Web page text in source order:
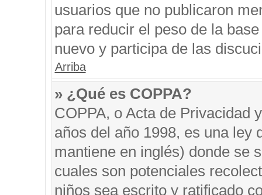
usuarios que no publicaron
para reducir el peso de la
nuevo y participa de las
Arriba
» ¿Qué es COPPA?
COPPA, o Acta de Privacidad
años del año 1998, es una ley
mantiene en inglés) donde se
cuales son potenciales
niños sea escrito y ratificado